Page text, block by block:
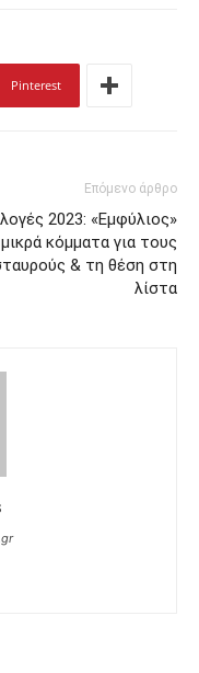
Pinterest
Επόμενο άρθρο
2023: «Εμφύλιος»
κόμματα για τους
& τη θέση στη
λίστα